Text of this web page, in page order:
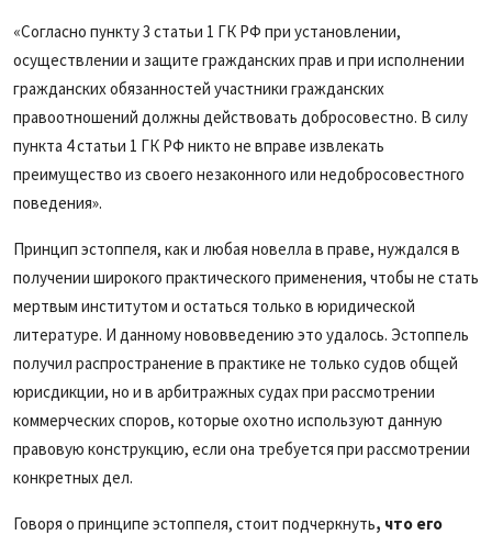
«Согласно пункту 3 статьи 1 ГК РФ при установлении,
осуществлении и защите гражданских прав и при исполнении
гражданских обязанностей участники гражданских
правоотношений должны действовать добросовестно. В силу
пункта 4 статьи 1 ГК РФ никто не вправе извлекать
преимущество из своего незаконного или недобросовестного
поведения».
Принцип эстоппеля, как и любая новелла в праве, нуждался в
получении широкого практического применения, чтобы не стать
мертвым институтом и остаться только в юридической
литературе. И данному нововведению это удалось. Эстоппель
получил распространение в практике не только судов общей
юрисдикции, но и в арбитражных судах при рассмотрении
коммерческих споров, которые охотно используют данную
правовую конструкцию, если она требуется при рассмотрении
конкретных дел.
Говоря о принципе эстоппеля, стоит подчеркнуть, что его